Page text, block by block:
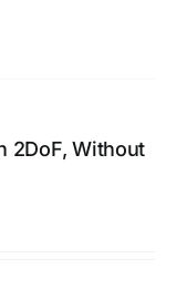
2DoF, Without